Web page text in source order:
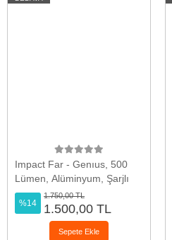
Impact Far - Genıus, 500
Lümen, Alüminyum, Şarjlı
%14
1.750,00 TL
1.500,00 TL
Sepete Ekle